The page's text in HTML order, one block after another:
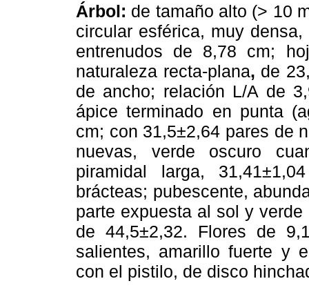
Árbol: de tamaño alto (> 10
circular esférica, muy
entrenudos de 8,78 cm;
naturaleza recta-plana, de
de ancho; relación L/A de
ápice terminado en punta
cm; con 31,5±2,64 pares de
nuevas, verde oscuro
piramidal larga,
brácteas; pubescente,
parte expuesta al sol y
de 44,5±2,32. Flores de
salientes, amarillo fuerte y
con el pistilo, de disco